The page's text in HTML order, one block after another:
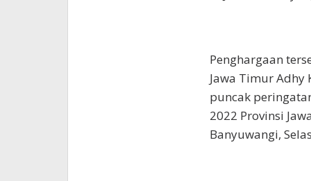
Penghargaan
Jawa Timur
puncak
2022 Provinsi
Banyuwangi,